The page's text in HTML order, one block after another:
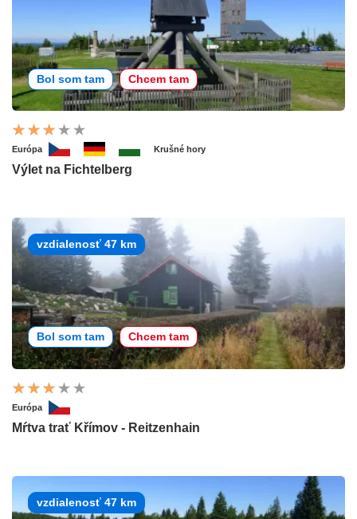
Bol som tam Chcem tam
Európa Krušné hory
Výlet na Fichtelberg
vzdialenosť 47 km
Bol som tam Chcem tam
Európa
Mŕtva trať Křímov - Reitzenhain
vzdialenosť 47 km